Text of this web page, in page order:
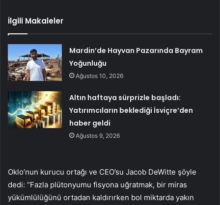
İlgili Makaleler
Mardin’de Hayvan Pazarında Bayram
Yoğunluğu
Ağustos 10, 2026
Altın haftaya sürprizle başladı:
Yatırımcıların beklediği İsviçre’den
haber geldi
Ağustos 9, 2026
Oklo’nun kurucu ortağı ve CEO’su Jacob DeWitte şöyle
dedi: “Fazla plütonyumu fisyona uğratmak, bir miras
yükümlülüğünü ortadan kaldırırken bol miktarda yakın